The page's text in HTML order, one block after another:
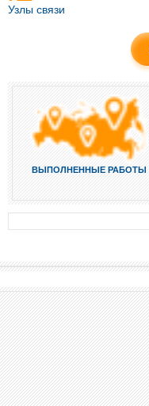
Узлы связи
ВЫПОЛНЕННЫЕ РАБОТЫ